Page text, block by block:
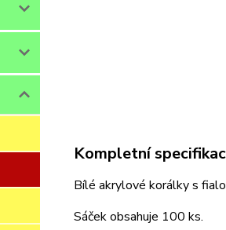
Kompletní
Bílé akrylové korálky s
Sáček obsahuje 100 ks.